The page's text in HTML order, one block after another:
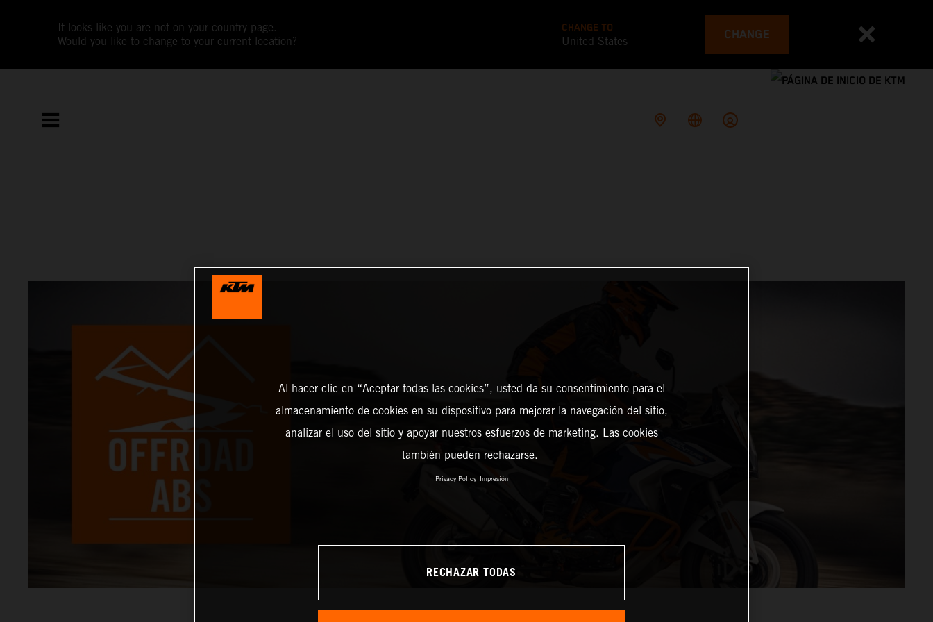
It looks like you are not on your country page.
Would you like to change to your current location?
CHANGE TO
United States CHANGE
Al hacer clic en “Aceptar todas las cookies”, usted da su consentimiento para el
almacenamiento de cookies en su dispositivo para mejorar la navegación del sitio,
analizar el uso del sitio y apoyar nuestros esfuerzos de marketing. Las cookies
también pueden rechazarse.
Privacy Policy Impresión
RECHAZAR TODAS